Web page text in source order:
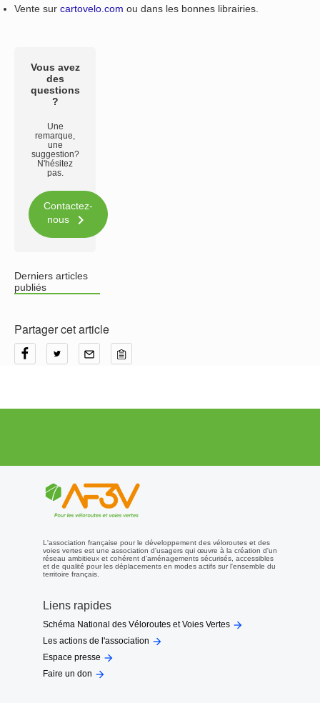
Vente sur cartovelo.com ou dans les bonnes librairies.
Vous avez
des
questions
?
Une
remarque,
une
suggestion?
N'hésitez
pas.
Contactez-
nous

Derniers articles
publiés
Partager cet article
L'association française pour le développement des véloroutes et des
voies vertes est une association d'usagers qui œuvre à la création d'un
réseau ambitieux et cohérent d'aménagements sécurisés, accessibles
et de qualité pour les déplacements en modes actifs sur l'ensemble du
territoire français.
Liens rapides
Schéma National des Véloroutes et Voies Vertes 
Les actions de l'association 
Espace presse 
Faire un don 